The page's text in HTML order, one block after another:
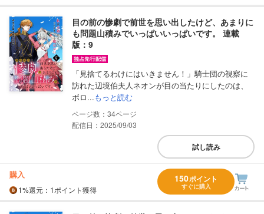
目の前の惨劇で前世を思い出したけど、あまりに
も問題山積みでいっぱいいっぱいです。 連載
版：9
「見捨てるわけにはいきません！」騎士団の視察に
訪れた辺境伯夫人ネオンが目の当たりにしたのは、
ボロ...もっと読む
34
配信日：2025/09/03
試し読み
購入
1%還元 ：1ポイント獲得
150ポイント
すぐに購入